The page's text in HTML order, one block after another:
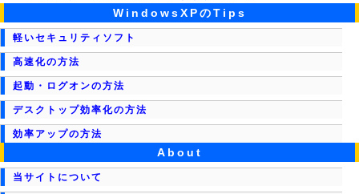
WindowsXPのTips
軽いセキュリティソフト
高速化の方法
起動・ログオンの方法
デスクトップ効率化の方法
効率アップの方法
About
当サイトについて